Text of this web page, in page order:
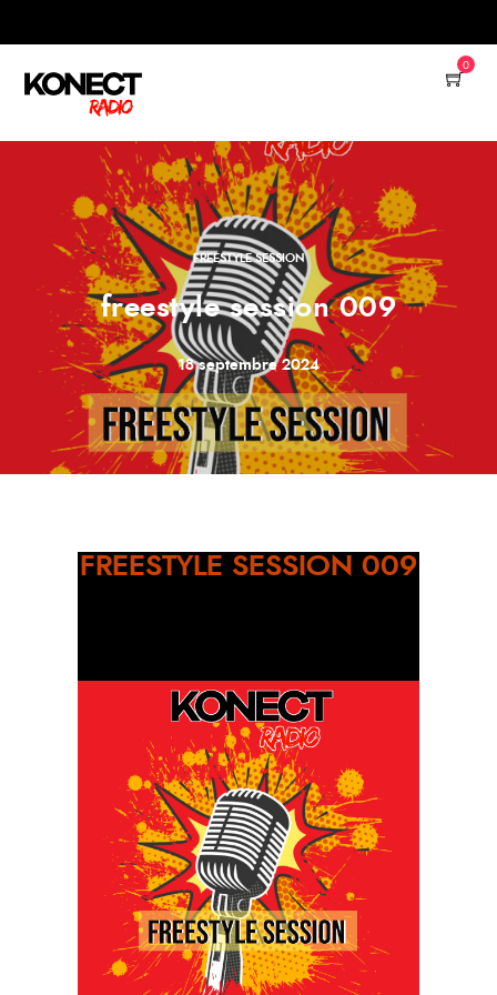
0
FREESTYLE SESSION
freestyle session 009
18 septembre 2024
FREESTYLE SESSION 009